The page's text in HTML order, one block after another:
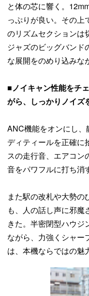
と体の芯に響く。
っぷりが良い。その上
のリズムセクションは
ジャズのビッグバンド
な展開をのめり込みな
■ノイキャン性能をチ
がら、しっかりノイズ
ANC機能をオンにし、
ディティールを正確に
スの走行音、エアコン
音をパワフルに打ち消
また駅の改札や大勢
も、人の話し声に邪
きた。半密閉型ハウジ
ながら、力強くシャー
は、本機ならではの魅